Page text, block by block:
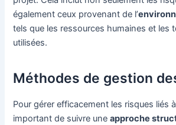
également ceux provenant de l’
tels que les ressources humaines et les
utilisées.
Méthodes de gestion
Pour gérer efficacement les risques liés
important de suivre uneapproche